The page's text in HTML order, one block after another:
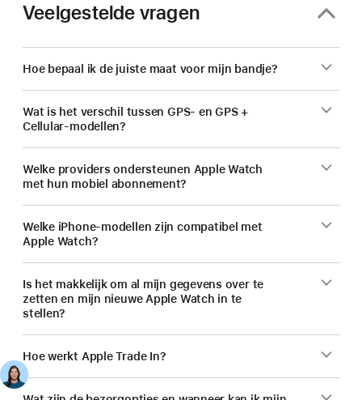
Veelgestelde vragen
Hoe bepaal ik de juiste maat voor mijn bandje?
Wat is het verschil tussen GPS- en GPS +
Cellular-modellen?
Welke providers ondersteunen Apple Watch
met hun mobiel abonnement?
Welke iPhone-modellen zijn compatibel met
Apple Watch?
Is het makkelijk om al mijn gegevens over te
zetten en mijn nieuwe Apple Watch in te
stellen?
Hoe werkt Apple Trade In?